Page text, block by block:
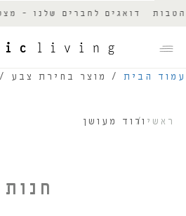
דואגים לחברים שלנו -
עמוד הבית / מוצר בחירת צבע /
ראשי ורוד מעושן
חנות